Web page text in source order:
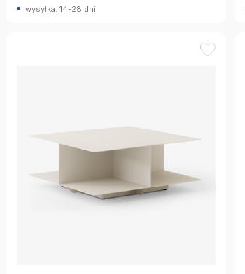
wysyłka: 14-28 dni